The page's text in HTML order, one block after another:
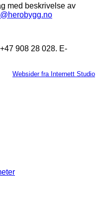
med beskrivelse av
908 28 028. E-
Websider fra Internett Studio